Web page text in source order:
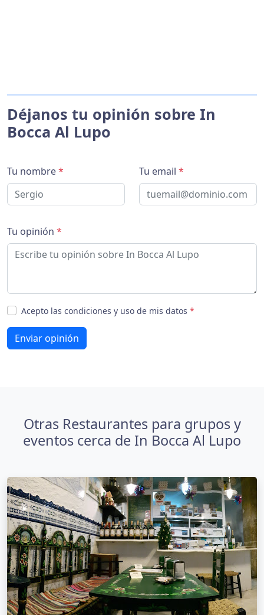
Déjanos tu opinión sobre In
Bocca Al Lupo
Tu nombre* Tu email *
Tu opinión *
Acepto las condiciones y uso de mis datos *
Enviar opinión
Otras Restaurantes para grupos y
eventos cerca de In Bocca Al Lupo